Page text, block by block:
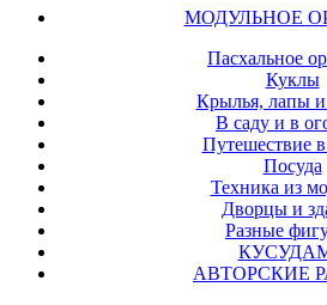
МОДУЛЬНОЕ
Пасхальное
Куклы
Крылья, лапы
В саду и в
Путешествие в
Посуда
Техника из
Дворцы и
Разные
АВТОРСКИЕ